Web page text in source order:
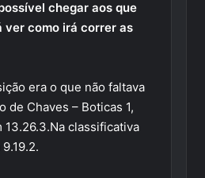
chegar aos que
ver como irá correr as
era o que não faltava
de Chaves – Boticas 1,
classificativa